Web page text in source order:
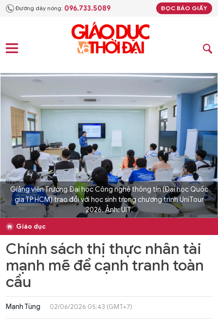
Đường dây nóng: 096.733.5089 ĐỌC BÁO GIẤY
Giảng viên Trường Đại học Công nghệ thông tin (Đại học Quốc
gia TP HCM) trao đổi với học sinh trong chương trình UniTour
2026. Ảnh: UIT.
Giáo dục
Chính sách thị thực nhân tài
mạnh mẽ để cạnh tranh toàn
cầu
Mạnh Tùng 02/06/2026 05:43 (GMT+7)